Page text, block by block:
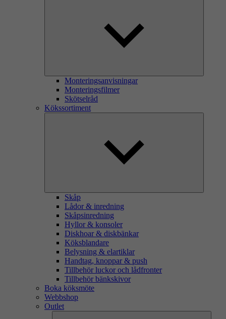
Monteringsanvisningar
Monteringsfilmer
Skötselråd
Kökssortiment
Skåp
Lådor & inredning
Skåpsinredning
Hyllor & konsoler
Diskhoar & diskbänkar
Köksblandare
Belysning & elartiklar
Handtag, knoppar & push
Tillbehör luckor och lådfronter
Tillbehör bänkskivor
Boka köksmöte
Webbshop
Outlet